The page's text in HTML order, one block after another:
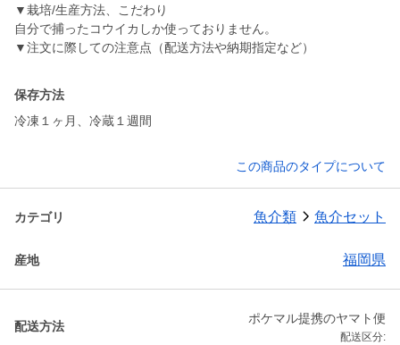
▼栽培/生産方法、こだわり
自分で捕ったコウイカしか使っておりません。
▼注文に際しての注意点（配送方法や納期指定など）
保存方法
冷凍１ヶ月、冷蔵１週間
この商品のタイプについて
カテゴリ 魚介類 魚介セット
産地 福岡県
配送方法
ポケマル提携のヤマト便
配送区分: